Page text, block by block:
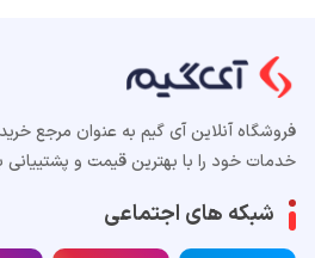
فروشگاه آنلاین آی گیم به عنوان مرجع
خدمات خود را با بهترین قیمت و پشتییانی
شبکه های اجتماعی